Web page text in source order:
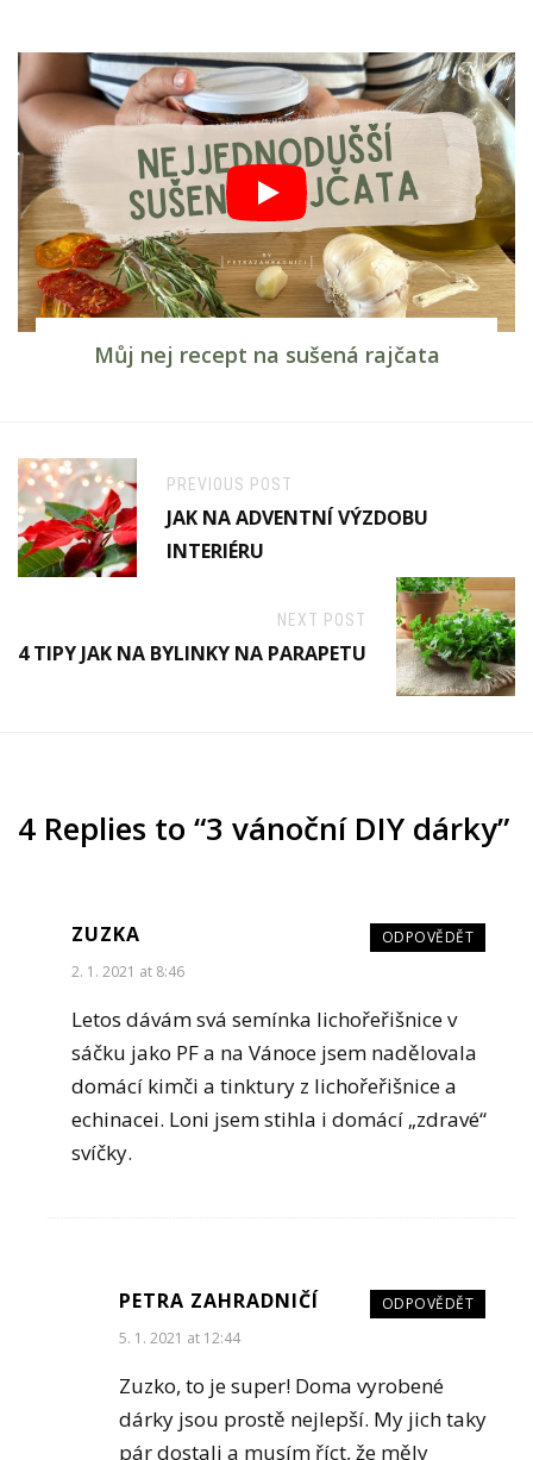
Můj nej recept na sušená rajčata
PREVIOUS POST
JAK NA ADVENTNÍ VÝZDOBU
INTERIÉRU
NEXT POST
4 TIPY JAK NA BYLINKY NA PARAPETU
4 Replies to “3 vánoční DIY dárky”
ODPOVĚDĚT
ZUZKA
2. 1. 2021 at 8:46
Letos dávám svá semínka lichořeřišnice v
sáčku jako PF a na Vánoce jsem nadělovala
domácí kimči a tinktury z lichořeřišnice a
echinacei. Loni jsem stihla i domácí „zdravé“
svíčky.
ODPOVĚDĚT
PETRA ZAHRADNIČÍ
5. 1. 2021 at 12:44
Zuzko, to je super! Doma vyrobené
dárky jsou prostě nejlepší. My jich taky
pár dostali a musím říct, že měly